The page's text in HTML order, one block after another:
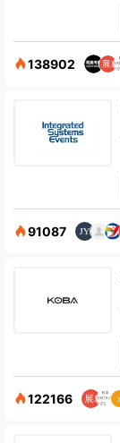
138902
91087
122166